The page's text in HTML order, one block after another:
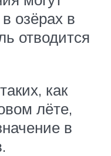
озёрах в
отводится
как
лёте,
в